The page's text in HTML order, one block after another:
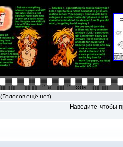
(Голосов ещё нет)
Наведите, чтобы